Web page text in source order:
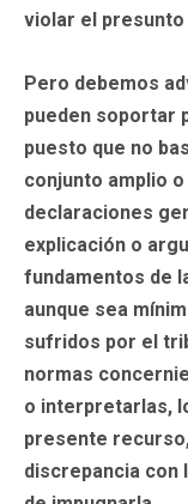
violar el
Pero debemos
pueden soportar
puesto que no
conjunto amplio
declaraciones
explicación o
fundamentos de
aunque sea
sufridos por el
normas
o interpretarlas,
presente
discrepancia con